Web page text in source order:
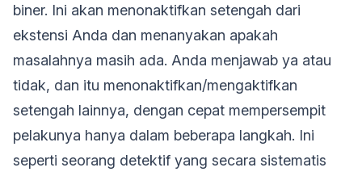
biner. Ini akan menonaktifkan setengah dari
ekstensi Anda dan menanyakan apakah
masalahnya masih ada. Anda menjawab ya atau
tidak, dan itu menonaktifkan/mengaktifkan
setengah lainnya, dengan cepat mempersempit
pelakunya hanya dalam beberapa langkah. Ini
seperti seorang detektif yang secara sistematis